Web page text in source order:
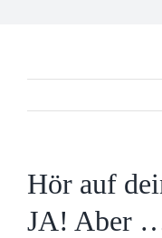
Hör auf
JA! Aber